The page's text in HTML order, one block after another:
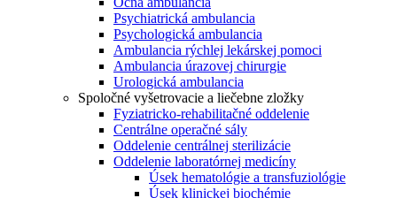
Psychiatrická ambulancia
Psychologická ambulancia
Ambulancia rýchlej lekárskej pomoci
Ambulancia úrazovej chirurgie
Urologická ambulancia
Spoločné vyšetrovacie a liečebne zložky
Fyziatricko-rehabilitačné oddelenie
Centrálne operačné sály
Oddelenie centrálnej sterilizácie
Oddelenie laboratórnej medicíny
Úsek hematológie a transfuziológie
Úsek klinickej biochémie